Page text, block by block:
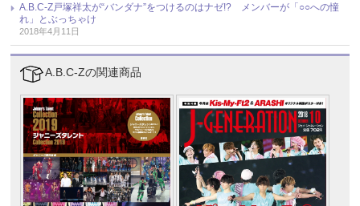
A.B.C-Z戸塚祥太が“バンダナ”をつけるのはナゼ!? メンバーが「○○への憧
れ」とぶっちゃけ
2018年4月11日
A.B.C-Zの関連商品